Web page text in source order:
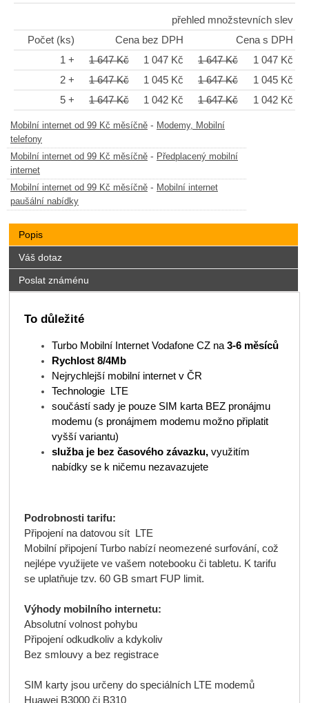
přehled množstevních slev
Počet (ks)
Cena bez DPH
Cena s DPH
1 +
1 647 Kč 1 047 Kč 1 647 Kč
1 047 Kč
2 +
1 647 Kč 1 045 Kč 1 647 Kč
1 045 Kč
5 +
1 647 Kč 1 042 Kč 1 647 Kč 1 042 Kč
Mobilní internet od 99 Kč měsíčně - Modemy, Mobilní
telefony
Mobilní internet od 99 Kč měsíčně - Předplacený mobilní
internet
Mobilní internet od 99 Kč měsíčně - Mobilní internet
paušální nabídky
Popis
Váš dotaz
Poslat známénu
To důležité
Turbo Mobilní Internet Vodafone CZ na 3-6měsíců
Rychlost 8/4Mb
Nejrychlejší mobilní internet v ČR
Technologie LTE
součástí sady je pouze SIM karta BEZ pronájmu
modemu (s pronájmem modemu možno připlatit
vyšší variantu)
služba je bez časového závazku, využitím
nabídky se k ničemu nezavazujete
Podrobnosti tarifu:
Připojení na datovou sít LTE
Mobilní připojení Turbo nabízí neomezené surfování, což
nejlépe využijete ve vašem notebooku či tabletu. K tarifu
se uplatňuje tzv. 60 GB smart FUP limit.
Výhody mobilního internetu:
Absolutní volnost pohybu
Připojení odkudkoliv a kdykoliv
Bez smlouvy a bez registrace
SIM karty jsou určeny do speciálních LTE modemů
Huawei B3000 či B310